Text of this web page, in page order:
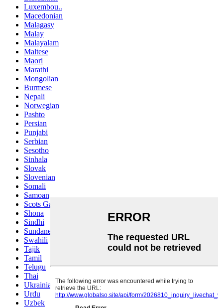
Luxembou..
Macedonian
Malagasy
Malay
Malayalam
Maltese
Maori
Marathi
Mongolian
Burmese
Nepali
Norwegian
Pashto
Persian
Punjabi
Serbian
Sesotho
Sinhala
Slovak
Slovenian
Somali
Samoan
Scots Gaelic
Shona
Sindhi
Sundanese
Swahili
Tajik
Tamil
Telugu
Thai
Ukrainian
Urdu
Uzbek